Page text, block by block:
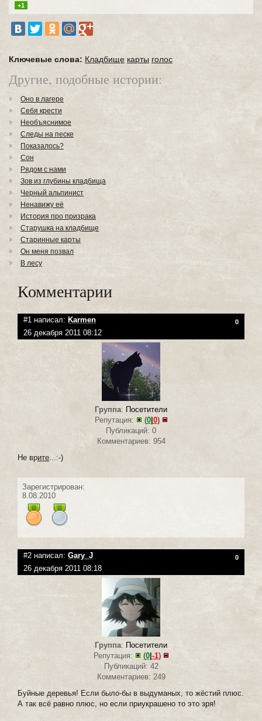
+1
Ключевые слова: Кладбище карты голос
Другие, подобные истории:
Оно в лагере
Себя крести
Необъяснимое
Следы на песке
Показалось?
Сон
Рядом с нами
Зов из глубины кладбища
Черный альпинист
Ненавижу её
История про призрака
Старушка на кладбище
Старинные карты
Он меня позвал
В лесу
Комментарии
#1 написал: Karmen 0
26 декабря 2011 08:12
Группа: Посетители
Репутация:
(0| 0)
Публикаций: 0
Комментариев: 954
Не врите...:-)
Зарегистрирован:
8.08.2010
#2 написал: Gary_J 0
26 декабря 2011 08:18
Группа: Посетители
Репутация:
(0| -1)
Публикаций: 42
Комментариев: 249
Буйные деревья! Если было-бы в выдуманых, то жёстий плюс.
А так всё равно плюс, но если приукрашено то это зря!